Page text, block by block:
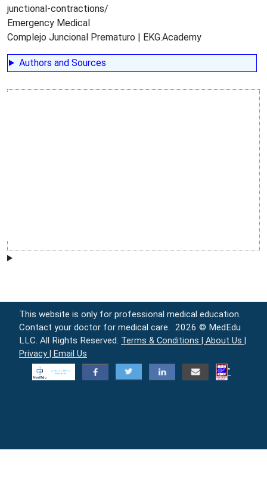
junctional-contractions/
Emergency Medical
Complejo Juncional Prematuro | EKG.Academy
Authors and Sources
This website is only for professional medical education.
Contact your doctor for medical care. 2026 © MedEdu
LLC. All Rights Reserved. Terms & Conditions | About Us |
Privacy |
Email Us
"